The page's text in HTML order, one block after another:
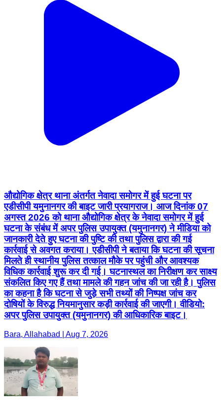
औद्योगिक क्षेत्र थाना अंतर्गत नेवादा समोगर में हुई घटना पर
एडीसीपी यमुनानगर की बाइट जारी प्रयागराज। आज दिनांक 07
अगस्त 2026 को थाना औद्योगिक क्षेत्र के नेवादा समोगर में हुई
घटना के संबंध में अपर पुलिस उपायुक्त (यमुनानगर) ने मीडिया को
जानकारी देते हुए घटना की पुष्टि की तथा पुलिस द्वारा की गई
कार्रवाई से अवगत कराया। एडीसीपी ने बताया कि घटना की सूचना
मिलते ही स्थानीय पुलिस तत्काल मौके पर पहुंची और आवश्यक
विधिक कार्रवाई शुरू कर दी गई। घटनास्थल का निरीक्षण कर साक्ष्य
संकलित किए गए हैं तथा मामले की गहन जांच की जा रही है। पुलिस
का कहना है कि घटना से जुड़े सभी तथ्यों की निष्पक्ष जांच कर
दोषियों के विरुद्ध नियमानुसार कड़ी कार्रवाई की जाएगी। वीडियो:
अपर पुलिस उपायुक्त (यमुनानगर) की आधिकारिक बाइट।
Bara, Allahabad | Aug 7, 2026